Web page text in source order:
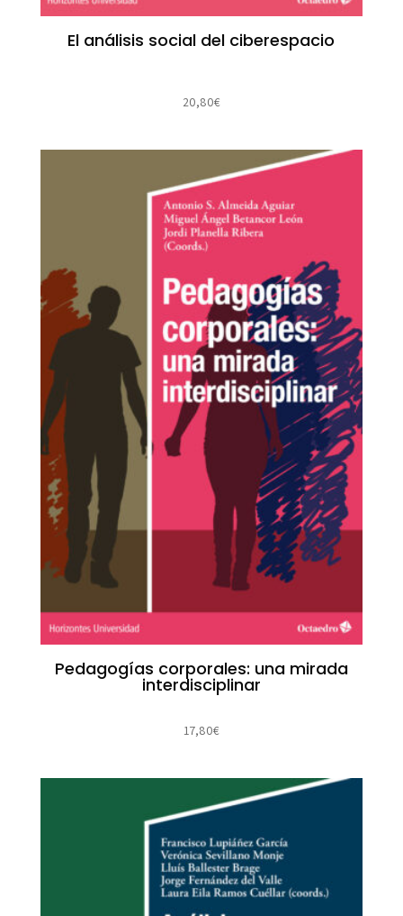
El análisis social del ciberespacio
20,80€
Pedagogías corporales: una mirada
interdisciplinar
17,80€